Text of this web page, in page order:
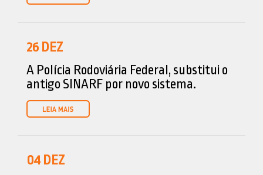
26 DEZ
A Polícia Rodoviária Federal, substitui o
antigo SINARF por novo sistema.
04 DEZ